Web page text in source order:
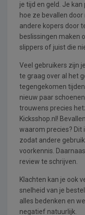
je tijd en geld. Je
hoe ze bevallen
andere kopers door
beslissingen maken
slippers of juist die
Veel gebruikers zijn
te graag over al het
tegengekomen
nieuw paar
trouwens precies
Kicksshop.nl!
waarom precies? Dit
zodat andere
voorkennis.
review te schrijven.
Klachten kan je ook
snelheid van je
alles bedenken en
negatief natuurlijk.